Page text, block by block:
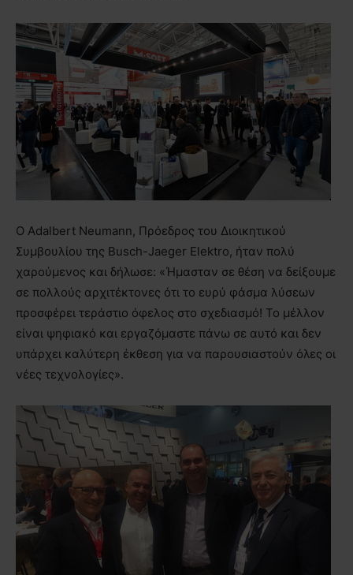
Ο Adalbert Neumann, Πρόεδρος του Διοικητικού
Συμβουλίου της Busch-Jaeger Elektro, ήταν πολύ
χαρούμενος και δήλωσε: «Ήμασταν σε θέση να δείξουμε
σε πολλούς αρχιτέκτονες ότι το ευρύ φάσμα λύσεων
προσφέρει τεράστιο όφελος στο σχεδιασμό! Το μέλλον
είναι ψηφιακό και εργαζόμαστε πάνω σε αυτό και δεν
υπάρχει καλύτερη έκθεση για να παρουσιαστούν όλες οι
νέες τεχνολογίες».